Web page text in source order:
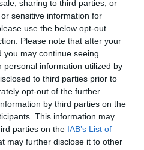
sharing to third parties, or
sensitive information for
use the below opt-out
Please note that after your
may continue seeing
personal information utilized by
to third parties prior to
opt-out of the further
by third parties on the
This information may
parties on the IAB’s List of
may further disclose it to other
μεγάλη
το
που